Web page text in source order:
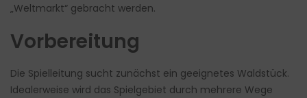
„Weltmarkt“ gebracht werden.
Vorbereitung
Die Spielleitung sucht zunächst ein geeignetes Waldstück.
Idealerweise wird das Spielgebiet durch mehrere Wege